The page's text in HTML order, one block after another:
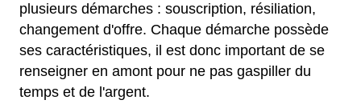
plusieurs démarches : souscription, résiliation,
changement d'offre. Chaque démarche possède
ses caractéristiques, il est donc important de se
renseigner en amont pour ne pas gaspiller du
temps et de l'argent.